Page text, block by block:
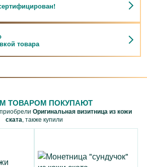
товара
ТОВАРОМ ПОКУПАЮТ
Оригинальная визитница из кожи
ската, также купили